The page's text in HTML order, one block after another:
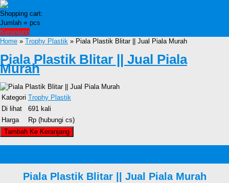
Shopping cart:
Jumlah = pcs
Keranjang
Home » Trophy Plastik » Piala Plastik Blitar || Jual Piala Murah
Piala Plastik Blitar || Jual Piala
Murah
Kategori Trophy Plastik
Di lihat
691 kali
Harga
Rp (hubungi cs)
Piala Plastik Blitar || Jual Piala Murah